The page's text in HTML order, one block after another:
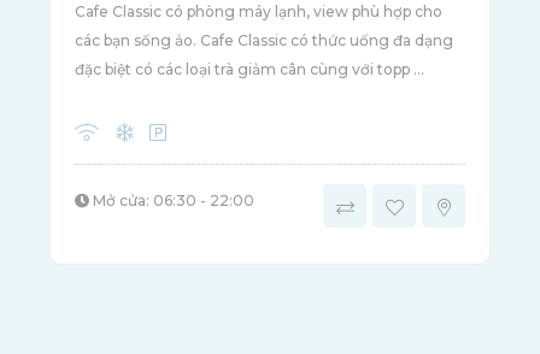
Cafe Classic có phòng máy lạnh, view phù hợp cho
các bạn sống ảo. Cafe Classic có thức uống đa dạng
đặc biệt có các loại trà giảm cân cùng với topp ...
Mở cửa: 06:30 - 22:00